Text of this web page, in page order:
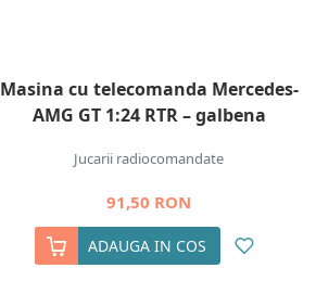
Masina cu telecomanda Mercedes-
AMG GT 1:24 RTR – galbena
Jucarii radiocomandate
91,50 RON
ADAUGA IN COS